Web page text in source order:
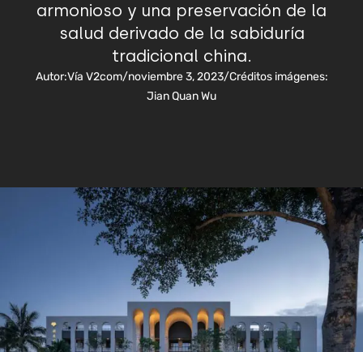
armonioso y una preservación de la
salud derivado de la sabiduría
tradicional china.
Autor:Vía V2com/noviembre 3, 2023/Créditos imágenes:
Jian Quan Wu